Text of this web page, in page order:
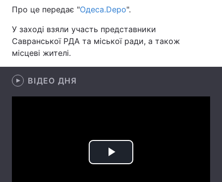
Війна
Україна
Економіка
Інциденти
Про це передає "Одеса.Depo".
У заході взяли участь представники
Савранської РДА та міської ради, а також
місцеві жителі.
ВІДЕО ДНЯ
Play